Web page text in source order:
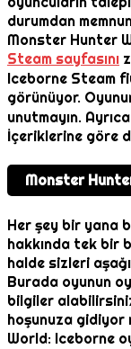
durumdan
Monster Hunter
Steam sayfasını
Iceborne Steam
görünüyor.
unutmayın.
İçeriklerine göre
Monster
Her şey bir yana
hakkında tek bir
halde sizleri
Burada oyunun
bilgiler
hoşunuza
World: Iceborne